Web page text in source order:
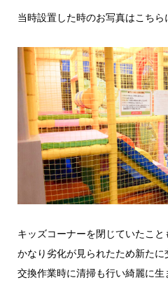
当時設置した時のお写真はこちら
キッズコーナーを閉じていたこ
かなり劣化が見られたため新たに
交換作業時に清掃も行い綺麗に生